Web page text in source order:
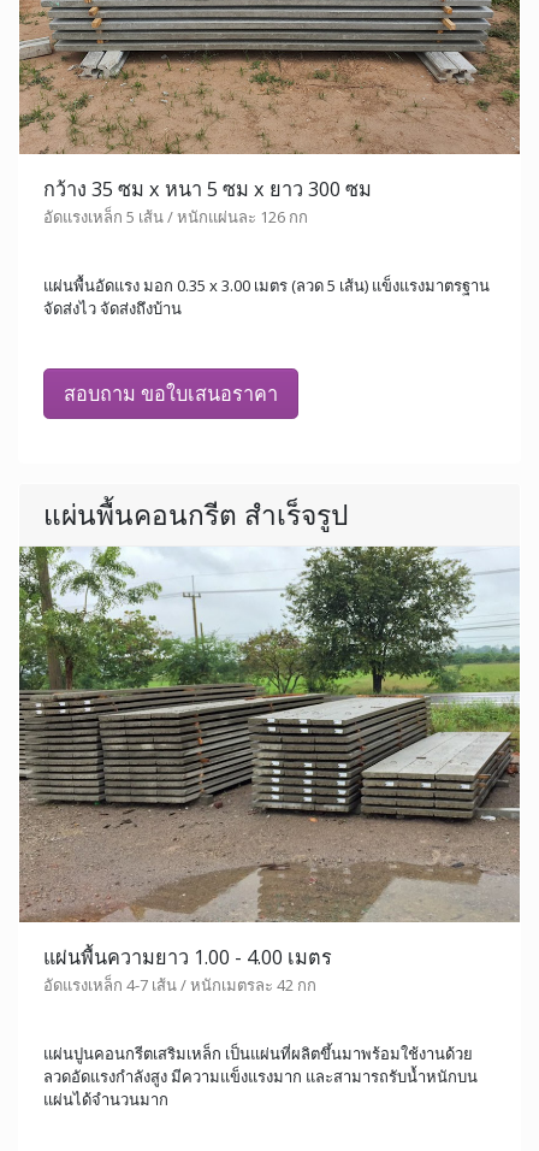
กว้าง 35 ซม x หนา 5 ซม x ยาว 300 ซม
อัดแรงเหล็ก 5 เส้น / หนักแผ่นละ 126 กก
แผ่นพื้นอัดแรง มอก 0.35 x 3.00 เมตร (ลวด 5 เส้น) แข็งแรงมาตรฐาน
จัดส่งไว จัดส่งถึงบ้าน
สอบถาม ขอใบเสนอราคา
แผ่นพื้นคอนกรีต สำเร็จรูป
แผ่นพื้นความยาว 1.00 - 4.00 เมตร
อัดแรงเหล็ก 4-7 เส้น / หนักเมตรละ 42 กก
แผ่นปูนคอนกรีตเสริมเหล็ก เป็นแผ่นที่ผลิตขึ้นมาพร้อมใช้งานด้วย
ลวดอัดแรงกำลังสูง มีความแข็งแรงมาก และสามารถรับน้ำหนักบน
แผ่นได้จำนวนมาก